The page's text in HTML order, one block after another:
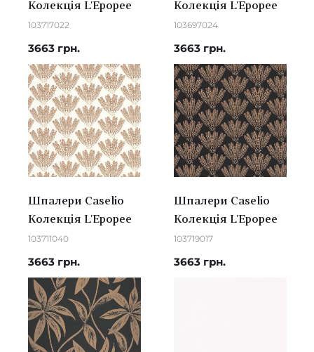
Колекція L'Epopee
103717022
3663 грн.
Колекція L'Epopee
103697024
3663 грн.
Шпалери Caselio
Колекція L'Epopee
103711040
3663 грн.
Шпалери Caselio
Колекція L'Epopee
103719017
3663 грн.